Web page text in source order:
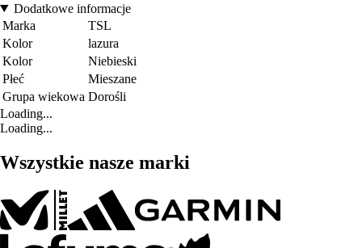
Dodatkowe informacje
Marka
TSL
Kolor
lazura
Kolor
Niebieski
Płeć
Mieszane
Grupa wiekowa Dorośli
Loading...
Loading...
Wszystkie nasze marki